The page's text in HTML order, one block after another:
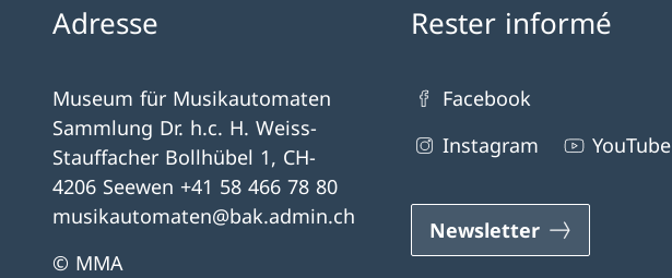
Adresse
Museum für Musikautomaten
Sammlung Dr. h.c. H. Weiss-
Stauffacher Bollhübel 1, CH-
4206 Seewen +41 58 466 78 80
musikautomaten@bak.admin.ch
© MMA
Rester informé
Facebook
Instagram
YouTube
Newsletter